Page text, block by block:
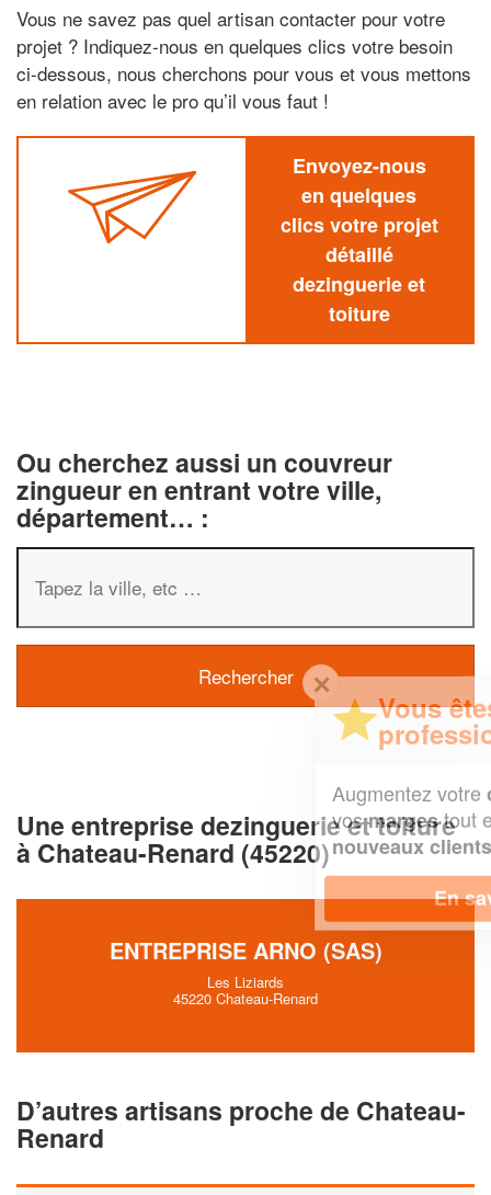
Vous ne savez pas quel artisan contacter pour votre
projet ? Indiquez-nous en quelques clics votre besoin
ci-dessous, nous cherchons pour vous et vous mettons
en relation avec le pro qu’il vous faut !
Envoyez-nous
en quelques
clics votre projet
détaillé
dezinguerie et
toiture
Ou cherchez aussi un couvreur
zingueur en entrant votre ville,
département… :
Une entreprise dezinguerie et toiture
à Chateau-Renard (45220)
ENTREPRISE ARNO (SAS)
Les Liziards
45220 Chateau-Renard
D’autres artisans proche de Chateau-
Renard
Vous êtes un
professionnel ?
chiffre d'affaireset
vosmargestout en gagnant de
nouveaux clients!
En savoir plus